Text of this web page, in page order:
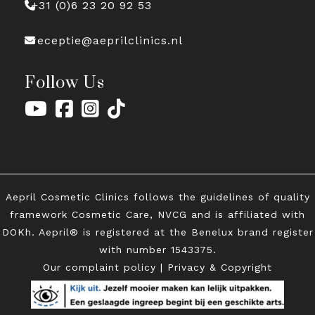
+31 (0)6 23 20 92 53
receptie@aeprilclinics.nl
Follow Us
Aepril Cosmetic Clinics follows the guidelines of quality
framework Cosmetic Care, NVCG and is affiliated with
DOKh. Aepril® is registered at the Benelux brand register
with number 1543375.
Our complaint policy | Privacy & Copyright